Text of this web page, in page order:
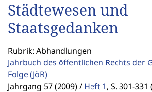
Städtewesen und
Staatsgedanken
Rubrik: Abhandlungen
Jahrbuch des öffentlichen Rechts der
Folge(JöR)
Jahrgang 57 (2009) / Heft 1, S. 301-331